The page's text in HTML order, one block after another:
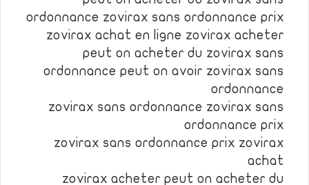
ordonnance zovirax sans ordonnance prix
zovirax achat en ligne zovirax acheter
peut on acheter du zovirax sans
ordonnance peut on avoir zovirax sans
ordonnance
zovirax sans ordonnance zovirax sans
ordonnance prix
zovirax sans ordonnance prix zovirax
achat
zovirax acheter peut on acheter du